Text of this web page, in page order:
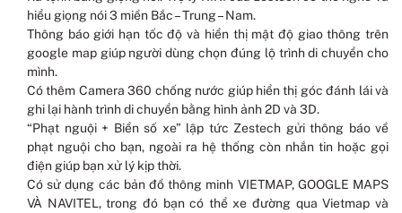
hiểu giọng nói 3 miền Bắc – Trung – Nam.
Thông báo giới hạn tốc độ và hiển thị mật độ giao thông trên
google map giúp người dùng chọn đúng lộ trình di chuyển cho
mình.
Có thêm Camera 360 chống nước giúp hiển thị góc đánh lái và
ghi lại hành trình di chuyển bằng hình ảnh 2D và 3D.
“Phạt nguội + Biển số xe” lập tức Zestech gửi thông báo về
phạt nguội cho bạn, ngoài ra hệ thống còn nhắn tin hoặc gọi
điện giúp bạn xử lý kịp thời.
Có sử dụng các bản đồ thông minh VIETMAP, GOOGLE MAPS
VÀ NAVITEL, trong đó bạn có thể xe đường qua Vietmap và